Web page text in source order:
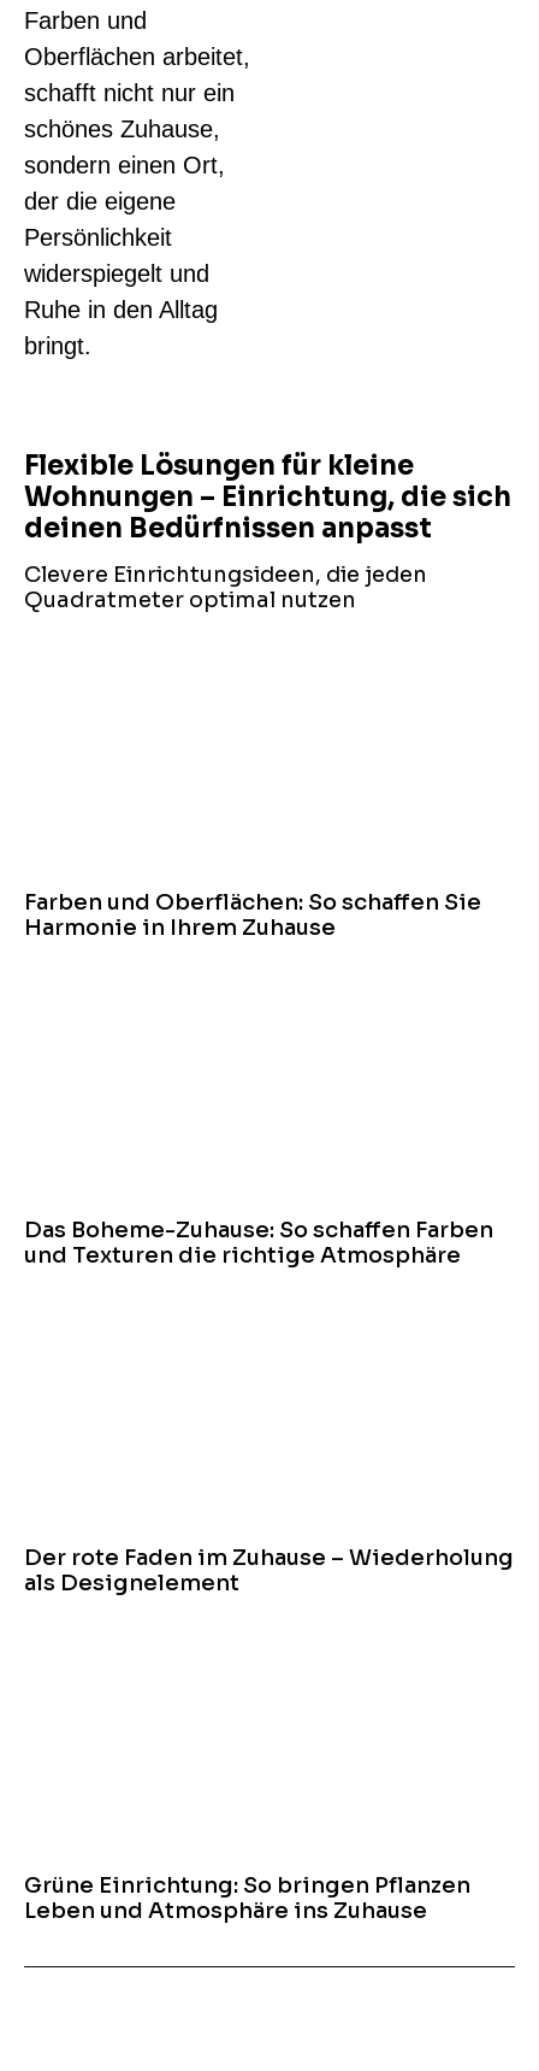
Farben und
Oberflächen arbeitet,
schafft nicht nur ein
schönes Zuhause,
sondern einen Ort,
der die eigene
Persönlichkeit
widerspiegelt und
Ruhe in den Alltag
bringt.
Flexible Lösungen für kleine
Wohnungen – Einrichtung, die sich
deinen Bedürfnissen anpasst
Clevere Einrichtungsideen, die jeden
Quadratmeter optimal nutzen
Farben und Oberflächen: So schaffen Sie
Harmonie in Ihrem Zuhause
Das Boheme-Zuhause: So schaffen Farben
und Texturen die richtige Atmosphäre
Der rote Faden im Zuhause – Wiederholung
als Designelement
Grüne Einrichtung: So bringen Pflanzen
Leben und Atmosphäre ins Zuhause